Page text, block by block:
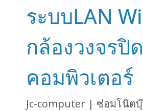
ระบบLAN
กล้องวงจรปิ
คอมพิวเตอร์
Jc-computer | ซ่อมโน๊ต